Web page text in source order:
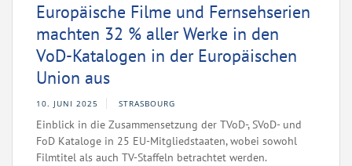
Europäische Filme und Fernsehserien
machten 32 % aller Werke in den
VoD-Katalogen in der Europäischen
Union aus
10. JUNI 2025 STRASBOURG
Einblick in die Zusammensetzung der TVoD-, SVoD- und
FoD Kataloge in 25 EU-Mitgliedstaaten, wobei sowohl
Filmtitel als auch TV-Staffeln betrachtet werden.